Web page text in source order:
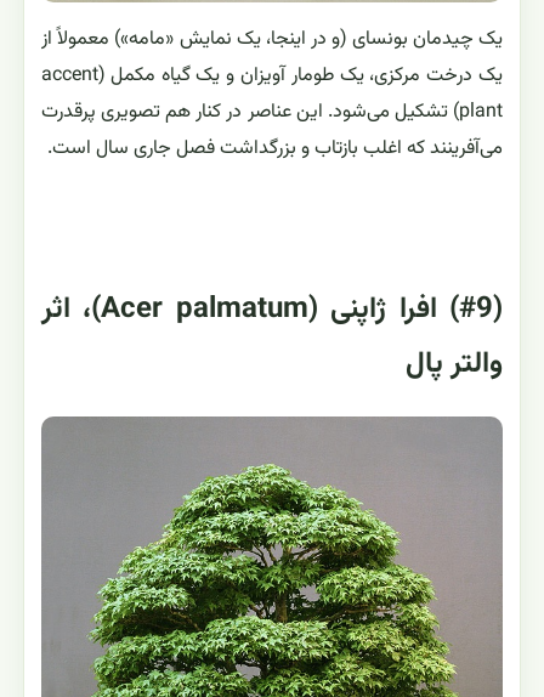
یک چیدمان بونسای (و در اینجا، یک نمایش «مامه») معمولاً از
یک درخت مرکزی، یک طومار آویزان و یک گیاه مکمل (accent
plant) تشکیل می‌شود. این عناصر در کنار هم تصویری پرقدرت
می‌آفرینند که اغلب بازتاب و بزرگداشت فصل جاری سال است.
(#9) افرا ژاپنی (Acer palmatum)، اثر
والتر پال